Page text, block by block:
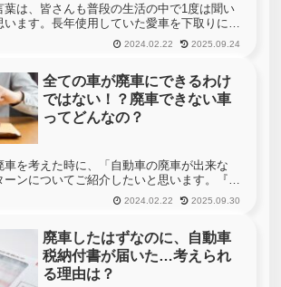
葉は、皆さんも普段の生活の中で1度は聞い
ます。長年使用していた愛車を下取りに出
だった…予想外の豪雨で自動車が水没して
遭ってしまい修理不可能なまで壊れてしまっ
2024.02.22 2025.09.24
全ての車が廃車にできるわけ
ではない！？廃車できない車
ってどんなの？
車を考えた時に、「自動車の廃車が出来な
ンについてご紹介したいと思います。『自
いては、多くの方が勘違いしている事で「廃
ラップにする」と考えている事があるでしょ
2024.02.22 2025.09.30
廃車したはずなのに、自動車
税納付書が届いた…考えられ
る理由は？